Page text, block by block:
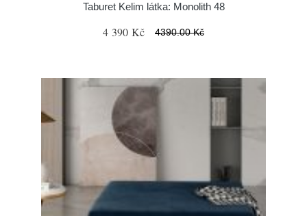
Taburet Kelim látka: Monolith 48
4 390 Kč 4390.00 Kč